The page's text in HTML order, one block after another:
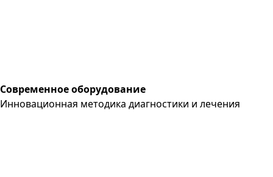
Современное оборудование
Инновационная методика диагностики и лечения